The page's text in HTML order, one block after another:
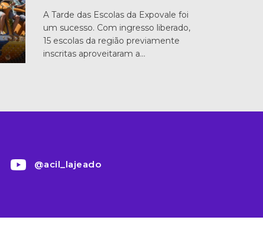
A Tarde das Escolas da Expovale foi
um sucesso. Com ingresso liberado,
15 escolas da região previamente
inscritas aproveitaram a…
@acil_lajeado